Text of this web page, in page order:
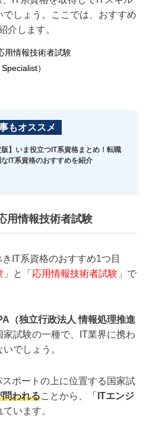
しょう。ここでは、おすすめ
介します。
用情報技術者試験
）
もオススメ
版】いま役立つIT系資格まとめ！転職
IT系資格のおすすめを紹介
用情報技術者試験
IT系資格のおすすめ1つ目
」と「 応用情報技術者試験 」で
（独立行政法人 情報処理推進
家試験の一種で、IT業界に携わ
でしょう。
ポートの上に位置する国家試
問われることから、「 ITエンジ
います。